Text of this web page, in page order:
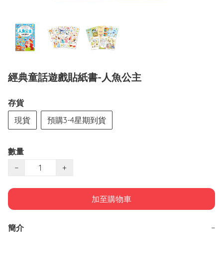
經典童話遊戲貼紙書-人魚公主
存貨
現貨
預購3-4星期到貨
數量
−
+
加至購物車
簡介 −